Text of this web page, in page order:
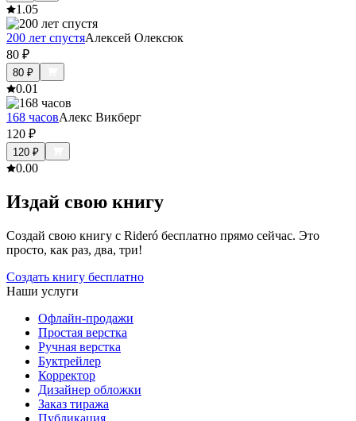
1.05
200 лет спустяАлексей Олексюк
80 ₽
80 ₽
0.01
168 часовАлекс Викберг
120 ₽
120 ₽
0.00
Издай свою книгу
Создай свою книгу с Rideró бесплатно прямо сейчас. Это
просто, как раз, два, три!
Создать книгу бесплатно
Наши услуги
Офлайн-продажи
Простая верстка
Ручная верстка
Буктрейлер
Корректор
Дизайнер обложки
Заказ тиража
Публикация